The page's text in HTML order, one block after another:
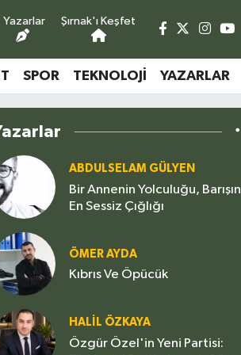
Yazarlar Şırnak'ı Keşfet
SPOR TEKNOLOJI YAZARLAR
ABDULSELAM GÜLYEN
Bir Annenin Yolculuğu, Barışın
En Sessiz Çığlığı
ÖMER AYDA
Kıbrıs Ve Öpücük
HALIL ÖZKAYA
Özgür Özel'in Yeni Partisi: